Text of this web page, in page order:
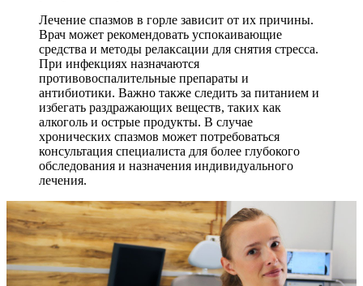
Лечение спазмов в горле зависит от их причины.
Врач может рекомендовать успокаивающие
средства и методы релаксации для снятия стресса.
При инфекциях назначаются
противовоспалительные препараты и
антибиотики. Важно также следить за питанием и
избегать раздражающих веществ, таких как
алкоголь и острые продукты. В случае
хронических спазмов может потребоваться
консультация специалиста для более глубокого
обследования и назначения индивидуального
лечения.